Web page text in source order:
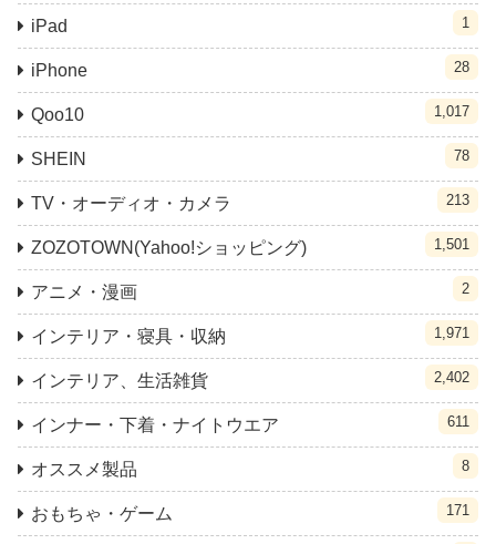
iPad 1
iPhone 28
Qoo10 1,017
SHEIN 78
TV・オーディオ・カメラ 213
ZOZOTOWN(Yahoo!ショッピング) 1,501
アニメ・漫画 2
インテリア・寝具・収納 1,971
インテリア、生活雑貨 2,402
インナー・下着・ナイトウエア 611
オススメ製品 8
おもちゃ・ゲーム 171